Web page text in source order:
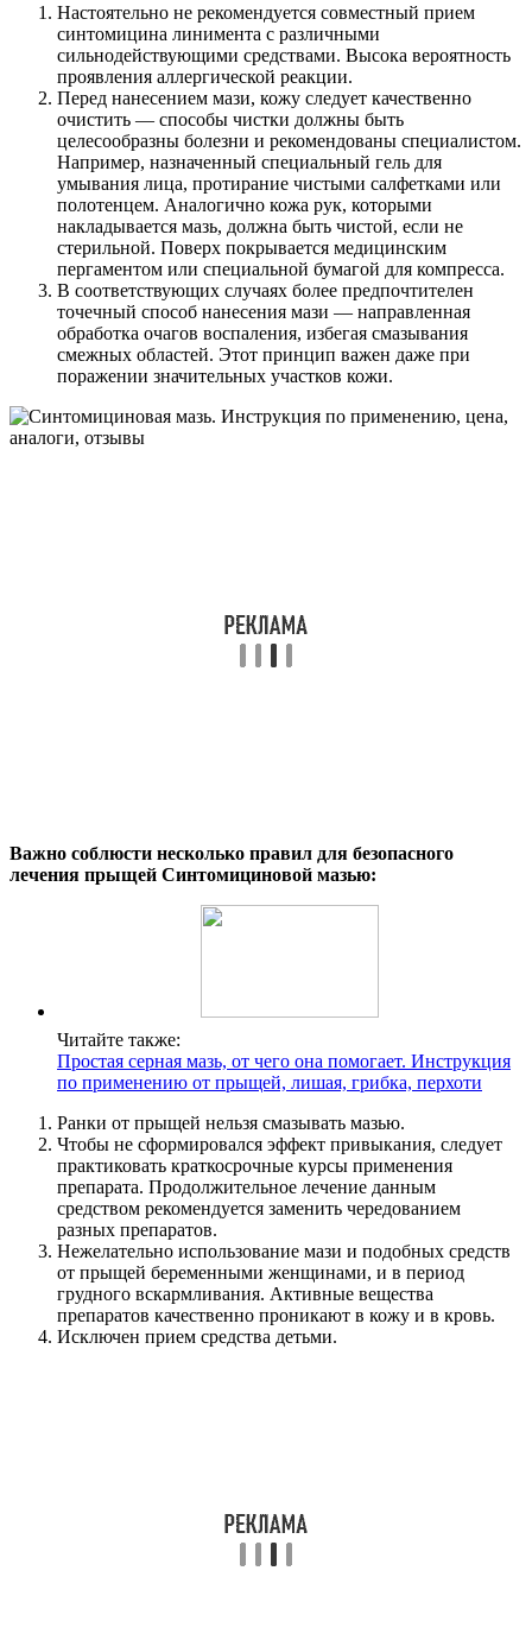
Настоятельно не рекомендуется совместный прием
синтомицина линимента с различными
сильнодействующими средствами. Высока вероятность
проявления аллергической реакции.
Перед нанесением мази, кожу следует качественно
очистить — способы чистки должны быть
целесообразны болезни и рекомендованы специалистом.
Например, назначенный специальный гель для
умывания лица, протирание чистыми салфетками или
полотенцем. Аналогично кожа рук, которыми
накладывается мазь, должна быть чистой, если не
стерильной. Поверх покрывается медицинским
пергаментом или специальной бумагой для компресса.
В соответствующих случаях более предпочтителен
точечный способ нанесения мази — направленная
обработка очагов воспаления, избегая смазывания
смежных областей. Этот принцип важен даже при
поражении значительных участков кожи.
Важно соблюсти несколько правил для безопасного
лечения прыщей Синтомициновой мазью:
Читайте также:
Простая серная мазь, от чего она помогает. Инструкция
по применению от прыщей, лишая, грибка, перхоти
Ранки от прыщей нельзя смазывать мазью.
Чтобы не сформировался эффект привыкания, следует
практиковать краткосрочные курсы применения
препарата. Продолжительное лечение данным
средством рекомендуется заменить чередованием
разных препаратов.
Нежелательно использование мази и подобных средств
от прыщей беременными женщинами, и в период
грудного вскармливания. Активные вещества
препаратов качественно проникают в кожу и в кровь.
Исключен прием средства детьми.